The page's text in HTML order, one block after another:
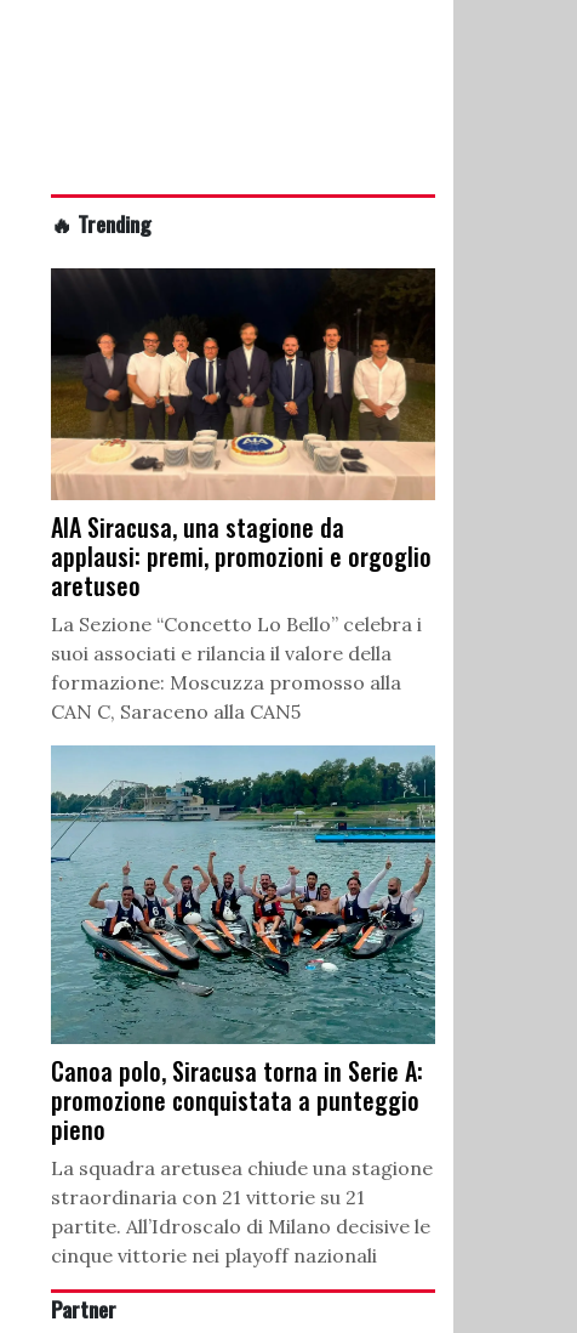
🔥 Trending
AIA Siracusa, una stagione da
applausi: premi, promozioni e orgoglio
aretuseo
La Sezione “Concetto Lo Bello” celebra i
suoi associati e rilancia il valore della
formazione: Moscuzza promosso alla
CAN C, Saraceno alla CAN5
Canoa polo, Siracusa torna in Serie A:
promozione conquistata a punteggio
pieno
La squadra aretusea chiude una stagione
straordinaria con 21 vittorie su 21
partite. All’Idroscalo di Milano decisive le
cinque vittorie nei playoff nazionali
Partner